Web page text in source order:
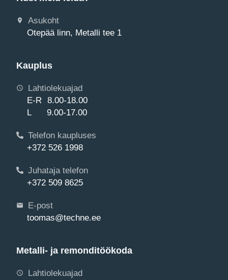
Asukoht
Otepää linn, Metalli tee 1
Kauplus
Lahtiolekuajad
E-R 8.00-18.00
L 9.00-17.00
Telefon kaupluses
+372 526 1998
Juhataja telefon
+372 509 8625
E-post
toomas@techne.ee
Metalli- ja remonditöökoda
Lahtiolekuajad